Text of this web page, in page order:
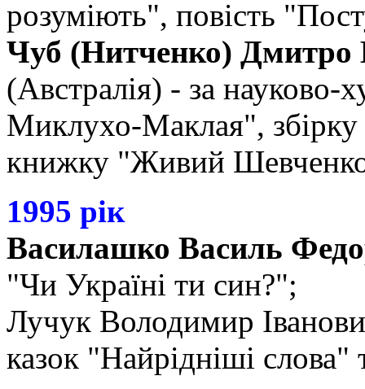
розуміють", повість
Чуб (Нитченко) Дмитро
(Австралія) - за
Миклухо-Маклая",
книжку "Живий
1995 рік
Василашко Василь
"Чи Україні ти син?";
Лучук Володимир
казок "Найрідніші слова"